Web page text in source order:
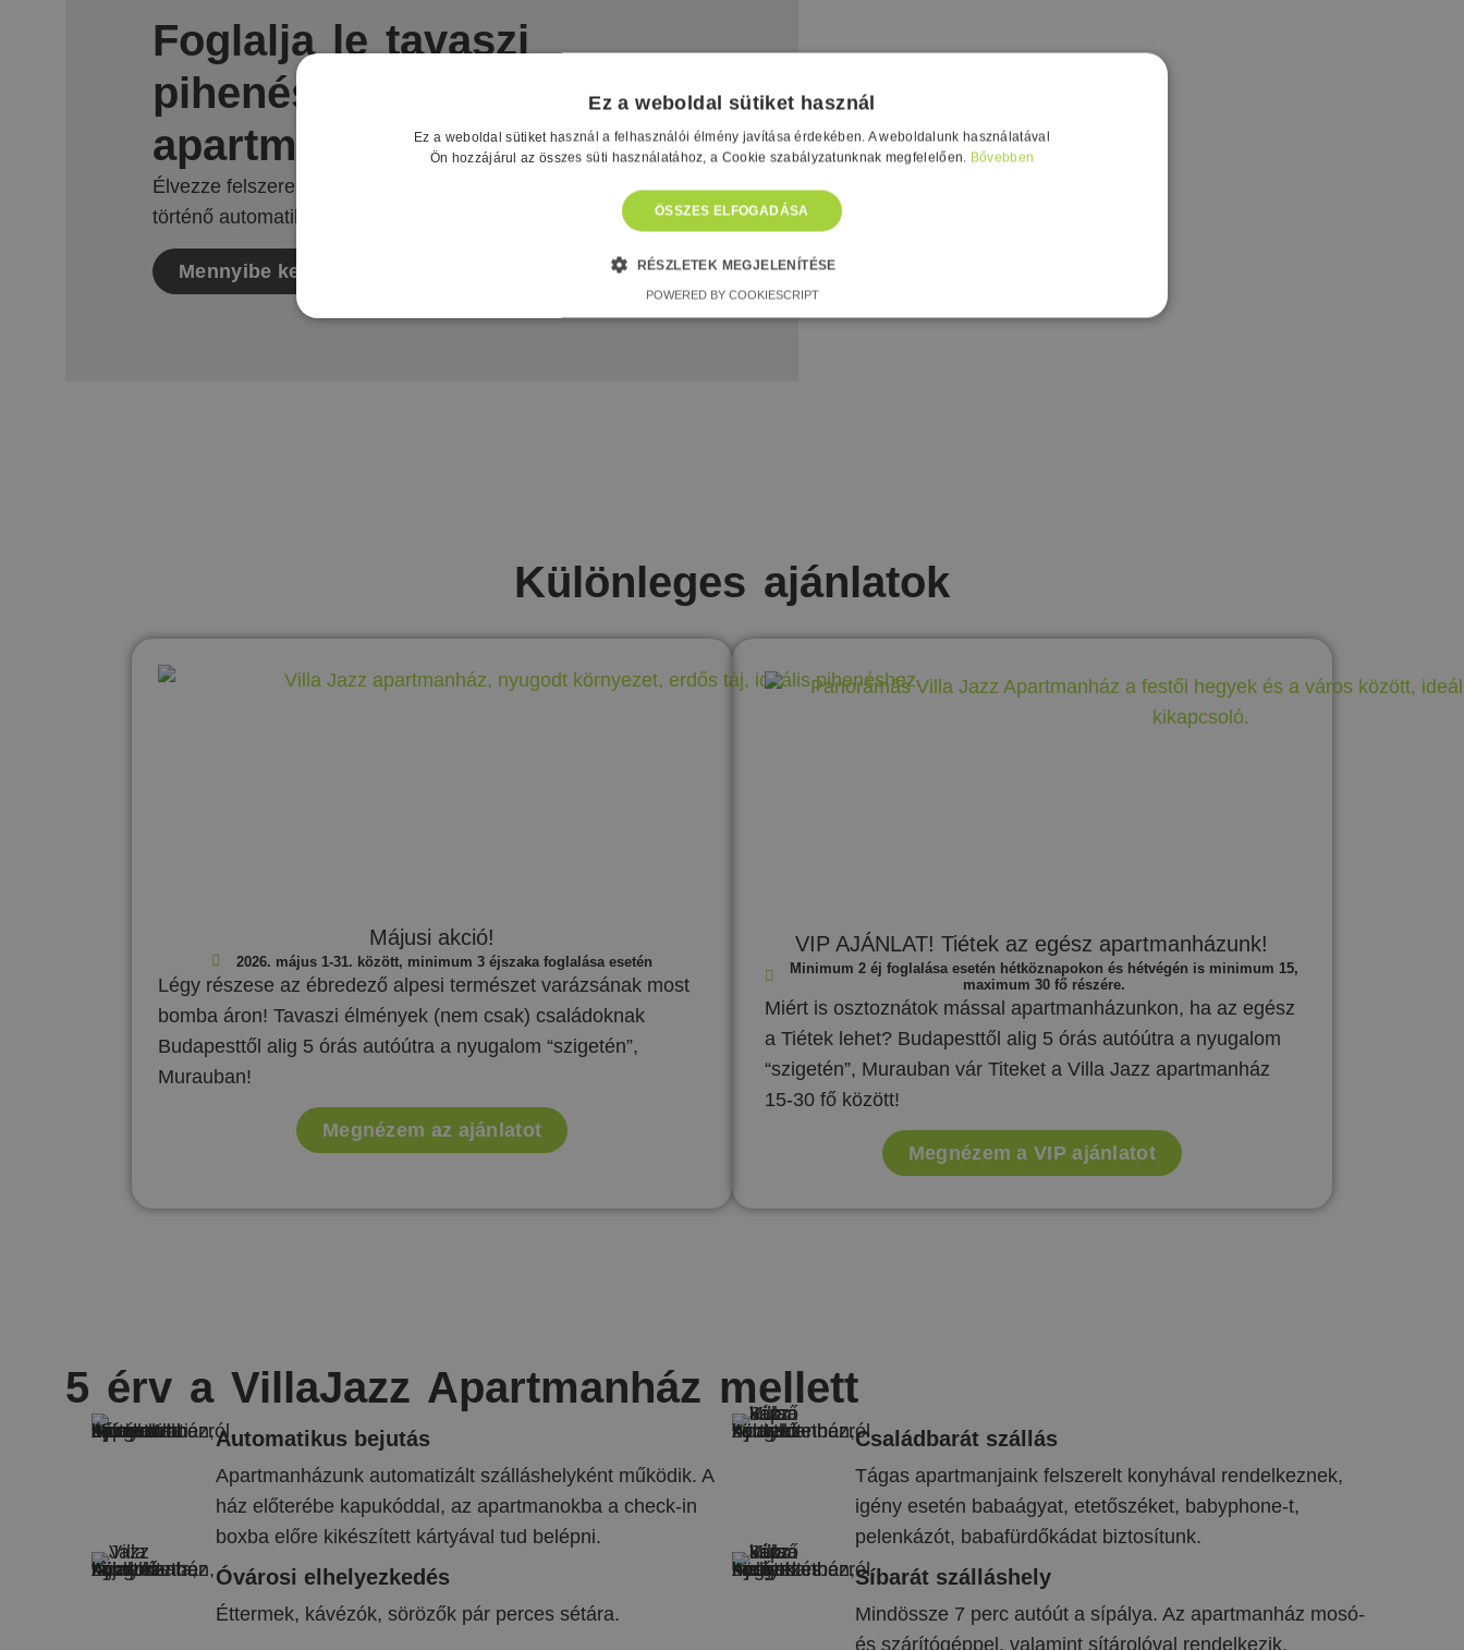
Foglalja le tavaszi
pihenését a VillaJazz
apartmanok egyikében!
Élvezze felszerelt szálláshelyeink egyikét és az apartmanházba
történő automatikus bejutás nyújtotta szabadságot!
Mennyibe kerül? Ajánlatkérés és foglalás
Különleges ajánlatok
Májusi akció!
2026. május 1-31. között, minimum 3 éjszaka foglalása esetén
Légy részese az ébredező alpesi természet varázsának most
bomba áron! Tavaszi élmények (nem csak) családoknak
Budapesttől alig 5 órás autóútra a nyugalom “szigetén”,
Murauban!
Megnézem az ajánlatot
VIP AJÁNLAT! Tiétek az egész apartmanházunk!
Minimum 2 éj foglalása esetén hétköznapokon és hétvégén is minimum 15,
maximum 30 fő részére.
Miért is osztoznátok mással apartmanházunkon, ha az egész
a Tiétek lehet? Budapesttől alig 5 órás autóútra a nyugalom
“szigetén”, Murauban vár Titeket a Villa Jazz apartmanház
15-30 fő között!
Megnézem a VIP ajánlatot
5 érv a VillaJazz Apartmanház mellett
Automatikus bejutás
Apartmanházunk automatizált szálláshelyként működik. A
ház előterébe kapukóddal, az apartmanokba a check-in
boxba előre kikészített kártyával tud belépni.
Családbarát szállás
Tágas apartmanjaink felszerelt konyhával rendelkeznek,
igény esetén babaágyat, etetőszéket, babyphone-t,
pelenkázót, babafürdőkádat biztosítunk.
Óvárosi elhelyezkedés
Éttermek, kávézók, sörözők pár perces sétára.
Síbarát szálláshely
Mindössze 7 perc autóút a sípálya. Az apartmanház mosó-
és szárítógéppel, valamint sítárolóval rendelkezik.
Ez a weboldal sütiket használ
Ez a weboldal sütiket használ a felhasználói élmény javítása érdekében. A weboldalunk használatával
Ön hozzájárul az összes süti használatához, a Cookie szabályzatunknak megfelelően. Bővebben
ÖSSZES ELFOGADÁSA
RÉSZLETEK MEGJELENÍTÉSE
POWERED BY COOKIESCRIPT